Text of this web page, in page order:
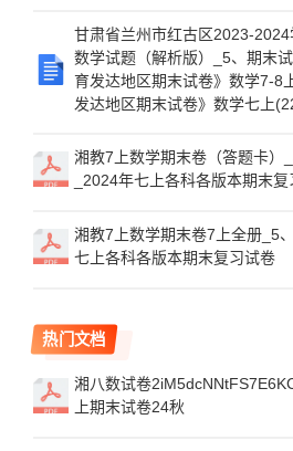
甘肃省兰州市红古区2023-
数学试题（解析版）_5、期末
育发达地区期末试卷》数学7-8
发达地区期末试卷》数学七上
湘教7上数学期末卷（答题卡）
_2024年七上各科各版本期末
湘教7上数学期末卷7上全册_5
七上各科各版本期末复习试卷
热门文档
湘八数试卷
上期末试卷24秋